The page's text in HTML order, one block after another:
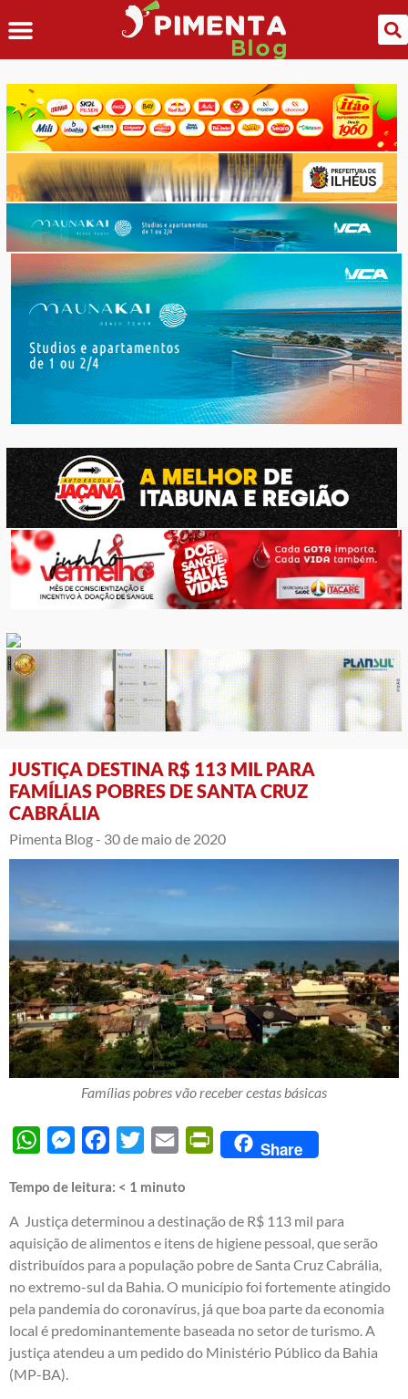
JUSTIÇA DESTINA R$ 113 MIL PARA
FAMÍLIAS POBRES DE SANTA CRUZ
CABRÁLIA
Pimenta Blog - 30 de maio de 2020
Famílias pobres vão receber cestas básicas
WhatsAppMessengerFacebook
Twitter Email PrintFriendly
Share
Tempo de leitura: < 1 minuto
A Justiça determinou a destinação de R$ 113 mil para
aquisição de alimentos e itens de higiene pessoal, que serão
distribuídos para a população pobre de Santa Cruz Cabrália,
no extremo-sul da Bahia. O município foi fortemente atingido
pela pandemia do coronavírus, já que boa parte da economia
local é predominantemente baseada no setor de turismo. A
justiça atendeu a um pedido do Ministério Público da Bahia
(MP-BA).